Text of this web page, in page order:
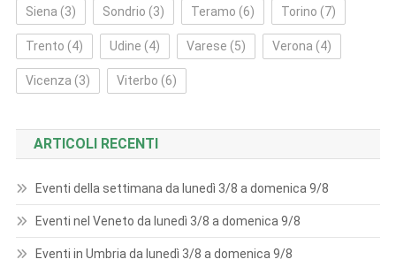
Siena (3) Sondrio (3) Teramo (6) Torino (7)
Trento (4) Udine (4) Varese (5) Verona (4)
Vicenza (3) Viterbo (6)
ARTICOLI RECENTI
Eventi della settimana da lunedì 3/8 a domenica 9/8
Eventi nel Veneto da lunedì 3/8 a domenica 9/8
Eventi in Umbria da lunedì 3/8 a domenica 9/8